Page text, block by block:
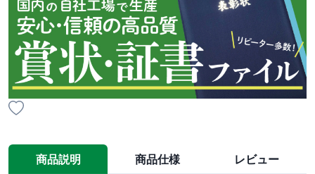
商品説明 商品仕様 レビュー